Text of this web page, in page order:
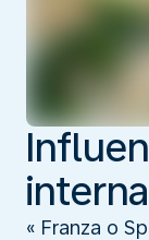
« Franza o